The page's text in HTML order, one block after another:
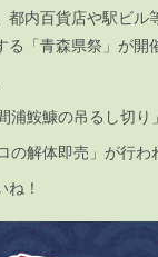
内百貨店や駅ビ
「青森県祭」が開
鮟鱇の吊るし切り
解体即売」が行わ
！